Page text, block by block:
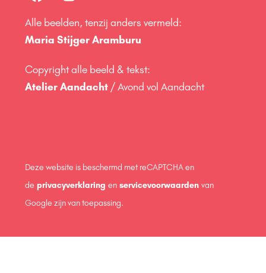
Alle beelden, tenzij anders vermeld:
Maria Stijger Aramburu
Copyright alle beeld & tekst:
Atelier Aandacht / Avond vol Aandacht
Deze website is beschermd met reCAPTCHA en
de privacyverklaring en servicevoorwaarden van
Google zijn van toepassing.